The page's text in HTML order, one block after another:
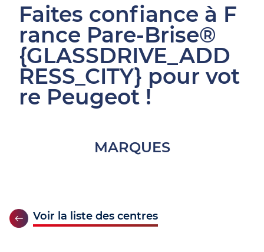
Faites confiance à F
rance Pare-Brise®
{GLASSDRIVE_ADD
RESS_CITY} pour vot
re Peugeot !
MARQUES
Voir la liste des centres